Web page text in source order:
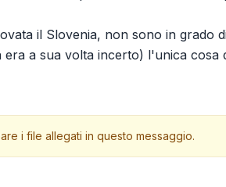
il Slovenia, non sono in grado
a sua volta incerto) l'unica cosa
i file allegati in questo messaggio.